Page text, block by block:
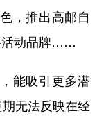
，推出高邮自
活动品牌……
能吸引更多潜
期无法反映在经